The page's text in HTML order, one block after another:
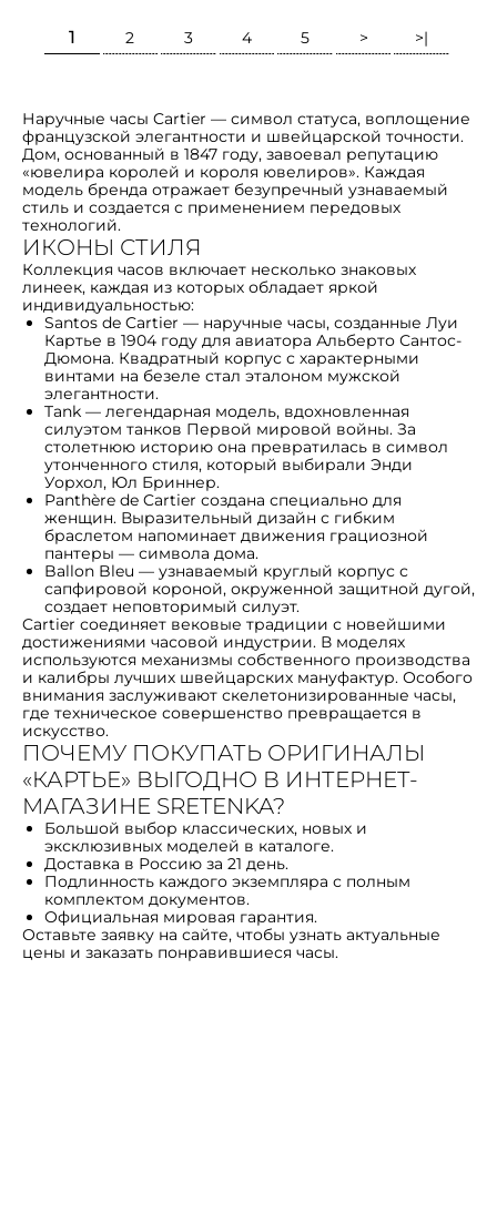
1 2 3 4 5 > >|
Наручные часы Cartier — символ статуса, воплощение
французской элегантности и швейцарской точности.
Дом, основанный в 1847 году, завоевал репутацию
«ювелира королей и короля ювелиров». Каждая
модель бренда отражает безупречный узнаваемый
стиль и создается с применением передовых
технологий.
ИКОНЫ СТИЛЯ
Коллекция часов включает несколько знаковых
линеек, каждая из которых обладает яркой
индивидуальностью:
Santos de Cartier — наручные часы, созданные Луи
Картье в 1904 году для авиатора Альберто Сантос-
Дюмона. Квадратный корпус с характерными
винтами на безеле стал эталоном мужской
элегантности.
Tank — легендарная модель, вдохновленная
силуэтом танков Первой мировой войны. За
столетнюю историю она превратилась в символ
утонченного стиля, который выбирали Энди
Уорхол, Юл Бриннер.
Panthère de Cartier создана специально для
женщин. Выразительный дизайн с гибким
браслетом напоминает движения грациозной
пантеры — символа дома.
Ballon Bleu — узнаваемый круглый корпус с
сапфировой короной, окруженной защитной дугой,
создает неповторимый силуэт.
Cartier соединяет вековые традиции с новейшими
достижениями часовой индустрии. В моделях
используются механизмы собственного производства
и калибры лучших швейцарских мануфактур. Особого
внимания заслуживают скелетонизированные часы,
где техническое совершенство превращается в
искусство.
ПОЧЕМУ ПОКУПАТЬ ОРИГИНАЛЫ
«КАРТЬЕ» ВЫГОДНО В ИНТЕРНЕТ-
МАГАЗИНЕ SRETENKA?
Большой выбор классических, новых и
эксклюзивных моделей в каталоге.
Доставка в Россию за 21 день.
Подлинность каждого экземпляра с полным
комплектом документов.
Официальная мировая гарантия.
Оставьте заявку на сайте, чтобы узнать актуальные
цены и заказать понравившиеся часы.